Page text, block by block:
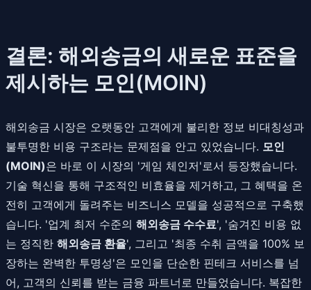
결론: 해외송금의 새로운 표준을
제시하는 모인(MOIN)
해외송금 시장은 오랫동안 고객에게 불리한 정보 비대칭성과
불투명한 비용 구조라는 문제점을 안고 있었습니다. 모인
(MOIN)은 바로 이 시장의 '게임 체인저'로서 등장했습니다.
기술 혁신을 통해 구조적인 비효율을 제거하고, 그 혜택을 온
전히 고객에게 돌려주는 비즈니스 모델을 성공적으로 구축했
습니다. '업계 최저 수준의 해외송금 수수료', '숨겨진 비용 없
는 정직한 해외송금 환율', 그리고 '최종 수취 금액을 100% 보
장하는 완벽한 투명성'은 모인을 단순한 핀테크 서비스를 넘
어, 고객의 신뢰를 받는 금융 파트너로 만들었습니다. 복잡한